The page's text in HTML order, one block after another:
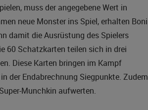
muss der angegebene Wert in
neue Monster ins Spiel, erhalten Boni
damit die Ausrüstung des Spielers
60 Schatzkarten teilen sich in drei
Diese Karten bringen im Kampf
der Endabrechnung Siegpunkte. Zudem
Munchkin aufwerten.